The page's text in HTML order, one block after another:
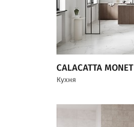
CALACATTA MONET
Кухня